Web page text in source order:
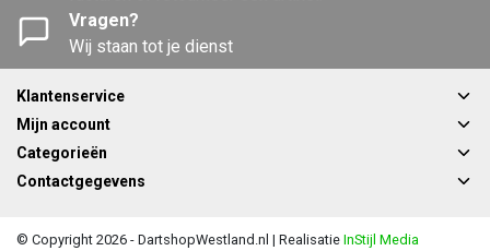
Vragen?
Wij staan tot je dienst
Klantenservice
Mijn account
Categorieën
Contactgegevens
© Copyright 2026 - DartshopWestland.nl | Realisatie InStijl Media